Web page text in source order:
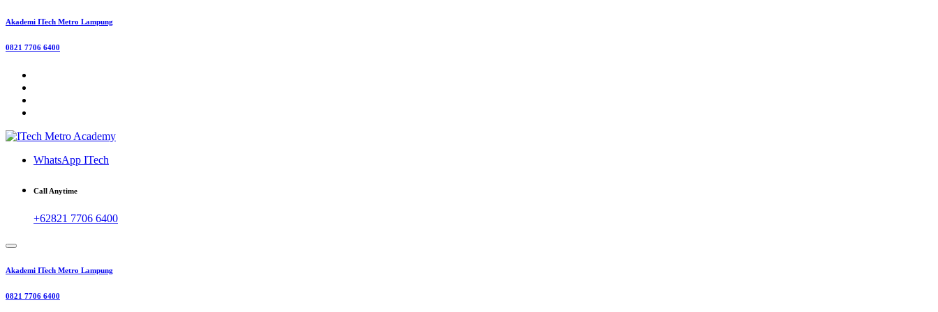
Skip
content
Akademi ITech Metro Lampung
0821 7706 6400
WhatsApp ITech
Call Anytime
+62821 7706 6400
Akademi ITech Metro Lampung
0821 7706 6400